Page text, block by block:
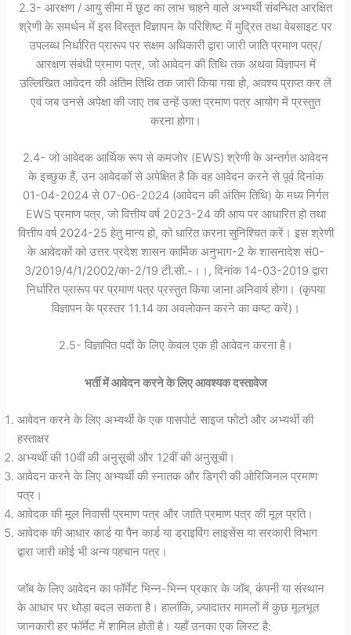
2.3- आरक्षण / आयु सीमा में छूट का लाभ चाहने वाले अभ्यर्थी संबन्धित आरक्षित
श्रेणी के समर्थन में इस विस्तृत विज्ञापन के परिशिष्ट में मुद्रित तथा वेबसाइट पर
उपलब्ध निर्धारित प्रारूप पर सक्षम अधिकारी द्वारा जारी जाति प्रमाण पत्र/
आरक्षण संबंधी प्रमाण पत्र, जो आवेदन की तिथि तक अथवा विज्ञापन में
उल्लिखित आवेदन की अंतिम तिथि तक जारी किया गया हो, अवश्य प्राप्त कर लें
एवं जब उनसे अपेक्षा की जाए तब उन्हें उक्त प्रमाण पत्र आयोग में प्रस्तुत
करना होगा।
2.4- जो आवेदक आर्थिक रूप से कमजोर (EWS) श्रेणी के अन्तर्गत आवेदन
के इच्छुक हैं, उन आवेदकों से अपेक्षित है कि वह आवेदन करने से पूर्व दिनांक
01-04-2024 से 07-06-2024 (आवेदन की अंतिम तिथि) के मध्य निर्गत
EWS प्रमाण पत्र, जो वित्तीय वर्ष 2023-24 की आय पर आधारित हो तथा
वित्तीय वर्ष 2024-25 हेतु मान्य हो, को धारित करना सुनिश्चित करें। इस श्रेणी
के आवेदकों को उत्तर प्रदेश शासन कार्मिक अनुभाग-2 के शासनादेश सं0-
3/2019/4/1/2002/का-2/19 टी.सी.-।।, दिनांक 14-03-2019 द्वारा
निर्धारित प्रारूप पर प्रमाण पत्र प्रस्तुत किया जाना अनिवार्य होगा। (कृपया
विज्ञापन के प्रस्तर 11.14 का अवलोकन करने का कष्ट करें)।
2.5- विज्ञापित पदों के लिए केवल एक ही आवेदन करना है।
भर्ती में आवेदन करने के लिए आवश्यक दस्तावेज
आवेदन करने के लिए अभ्यर्थी के एक पासपोर्ट साइज फोटो और अभ्यर्थी की
हस्ताक्षर
अभ्यर्थी की 10वीं की अनुसूची और 12वीं की अनुसूची।
आवेदन करने के लिए अभ्यर्थी की स्नातक और डिग्री की ओरिजिनल प्रमाण
पत्र।
आवेदक की मूल निवासी प्रमाण पत्र और जाति प्रमाण पत्र की मूल प्रति।
आवेदक की आधार कार्ड या पैन कार्ड या ड्राइविंग लाइसेंस या सरकारी विभाग
द्वारा जारी कोई भी अन्य पहचान पत्र।
जॉब के लिए आवेदन का फॉर्मेट भिन्न-भिन्न प्रकार के जॉब, कंपनी या संस्थान
के आधार पर थोड़ा बदल सकता है। हालांकि, ज़्यादातर मामलों में कुछ मूलभूत
जानकारी हर फॉर्मेट में शामिल होती है। यहाँ उनका एक लिस्ट है: